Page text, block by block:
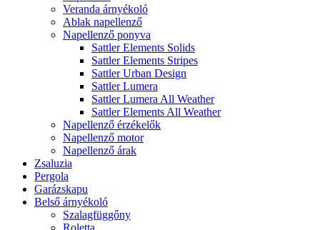
Veranda árnyékoló
Ablak napellenző
Napellenző ponyva
Sattler Elements Solids
Sattler Elements Stripes
Sattler Urban Design
Sattler Lumera
Sattler Lumera All Weather
Sattler Elements All Weather
Napellenző érzékelők
Napellenző motor
Napellenző árak
Zsaluzia
Pergola
Garázskapu
Belső árnyékoló
Szalagfüggőny
Roletta